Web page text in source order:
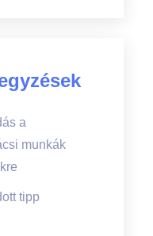
a
munkák
tipp